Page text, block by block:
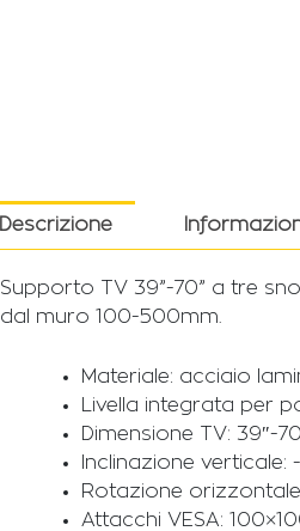
Descrizione
Supporto TV 39”-70” a tre
dal muro 100-500mm.
Materiale: acciaio
Livella integrata per
Dimensione TV: 39″-
Inclinazione verticale:
Rotazione
Attacchi VESA: